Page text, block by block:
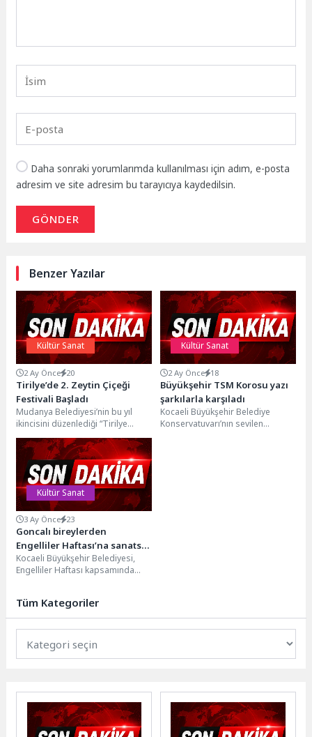
Daha sonraki yorumlarımda kullanılması için adım, e-posta
adresim ve site adresim bu tarayıcıya kaydedilsin.
GÖNDER
Benzer Yazılar
Kültür Sanat
2 Ay Önce 20
Tirilye’de 2. Zeytin Çiçeği
Festivali Başladı
Mudanya Belediyesi’nin bu yıl
ikincisini düzenlediği “Tirilye
Zeytin Çiçeği Festivali”, büyük ilgi
ve coşkuyla başladı....
Kültür Sanat
2 Ay Önce 18
Büyükşehir TSM Korosu yazı
şarkılarla karşıladı
Kocaeli Büyükşehir Belediye
Konservatuvarı’nın sevilen
Kültür Sanat
3 Ay Önce 23
Goncalı bireylerden
Engelliler Haftası’na sanatsal
vurgu
Kocaeli Büyükşehir Belediyesi,
Engelliler Haftası kapsamında
bir...
Tüm Kategoriler